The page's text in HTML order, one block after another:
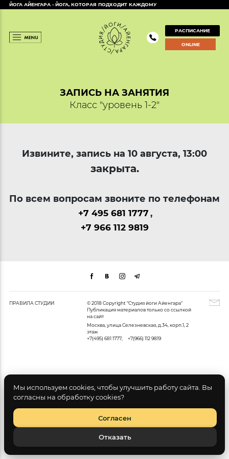
ЙОГА АЙЕНГАРА - ЙОГА, КОТОРАЯ ПОДХОДИТ КАЖДОМУ
РАСПИСАНИЕ
ONLINE
ЗАПИСЬ НА ЗАНЯТИЯ
Класс "уровень 1-2"
Извините, запись на 10 августа, 13:00
закрыта.
По всем вопросам звоните по телефонам
+7 495 681 1777 ,
+7 966 112 9819
ПРАВИЛА СТУДИИ
© 2018 Copyright "Студия йоги Айенгара"
Публикация материалов только со ссылкой
на сайт
Москва, улица Селезневская, д.34, корп.1, 2
этаж
+7(495) 681 1777, +7(966) 112 9819
Мы используем cookies, чтобы улучшить работу сайта. Вы
согласны на обработку cookies?
Согласен
Отказать